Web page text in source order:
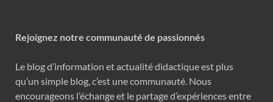
Rejoignez notre communauté de passionnés
Le blog d’information et actualité didactique est plus
qu’un simple blog, c’est une communauté. Nous
encourageons l’échange et le partage d’expériences entre